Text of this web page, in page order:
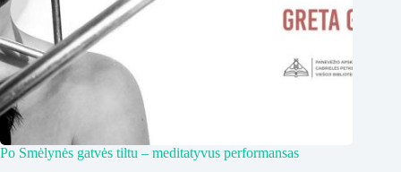
Po Smėlynės gatvės tiltu – meditatyvus performansas